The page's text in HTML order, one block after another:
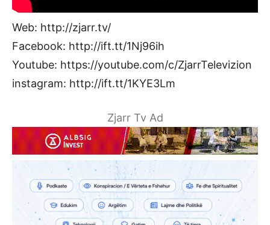
Web: http://zjarr.tv/
Facebook: http://ift.tt/1Nj96ih
Youtube: https://youtube.com/c/ZjarrTelevizion
instagram: http://ift.tt/1KYE3Lm
Zjarr Tv Ad